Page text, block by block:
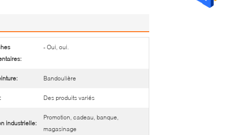
- Oui, oui.
Bandoulière
Des produits variés
industrielle:
Promotion, cadeau, banque,
magasinage